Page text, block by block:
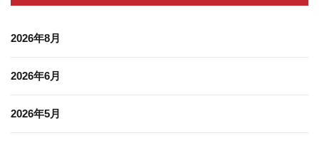
2026年8月
2026年6月
2026年5月